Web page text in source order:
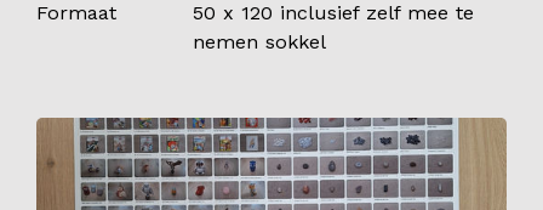
Formaat
50 x 120 inclusief zelf mee te
nemen sokkel